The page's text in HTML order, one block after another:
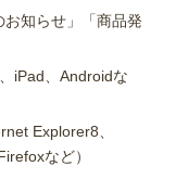
知らせ」「商品発
iPad、Androidな
Explorer8、
など）